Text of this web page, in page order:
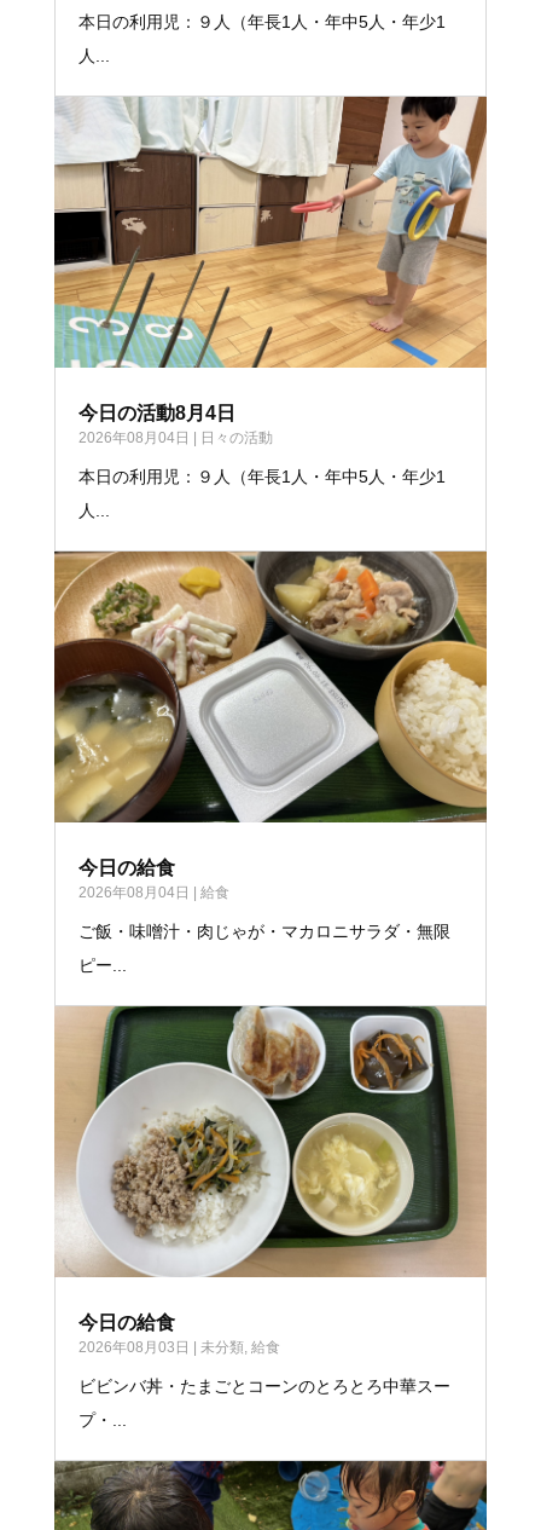
本日の利用児：９人（年長1人・年中5人・年少1
人...
今日の活動8月4日
2026年08月04日 | 日々の活動
本日の利用児：９人（年長1人・年中5人・年少1
人...
今日の給食
2026年08月04日 | 給食
ご飯・味噌汁・肉じゃが・マカロニサラダ・無限
ピー...
今日の給食
2026年08月03日 | 未分類, 給食
ビビンバ丼・たまごとコーンのとろとろ中華スー
プ・...